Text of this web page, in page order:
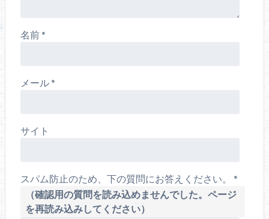
名前*
メール*
サイト
スパム防止のため、下の質問にお答えください。 *
（確認用の質問を読み込めませんでした。ページ
を再読み込みしてください）